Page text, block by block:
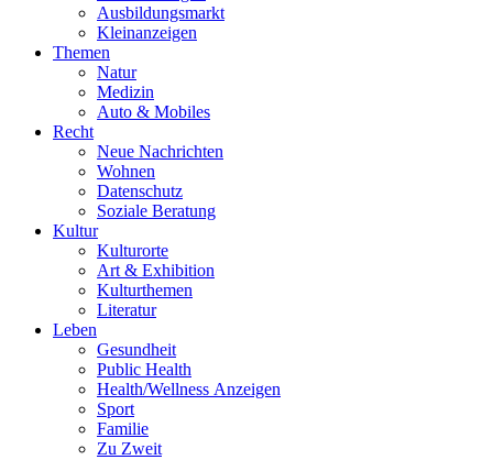
Ausbildungsmarkt
Kleinanzeigen
Themen
Natur
Medizin
Auto & Mobiles
Recht
Neue Nachrichten
Wohnen
Datenschutz
Soziale Beratung
Kultur
Kulturorte
Art & Exhibition
Kulturthemen
Literatur
Leben
Gesundheit
Public Health
Health/Wellness Anzeigen
Sport
Familie
Zu Zweit